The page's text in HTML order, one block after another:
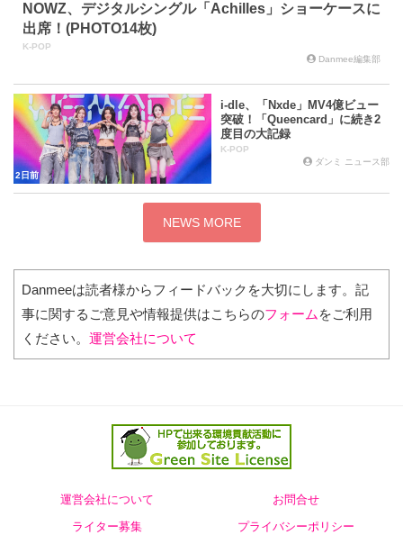
NOWZ、デジタルシングル「Achilles」ショーケースに
出席！(PHOTO14枚)
K-POP
Danmee編集部
2日前
i-dle、「Nxde」MV4億ビュー
突破！「Queencard」に続き2
度目の大記録
K-POP
ダンミ ニュース部
NEWS MORE
Danmeeは読者様からフィードバックを大切にします。記
事に関するご意見や情報提供はこちらのフォーム をご利用
ください。運営会社について
運営会社について お問合せ
ライター募集 プライバシーポリシー